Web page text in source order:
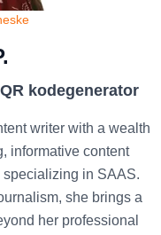
kodegenerator
writer with a wealth
informative content
in SAAS.
she brings a
her professional